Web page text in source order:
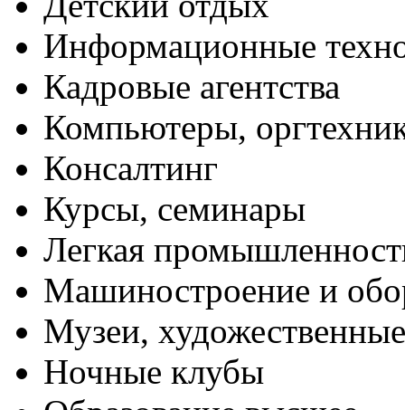
Информационные
Кадровые агентства
Компьютеры,
Консалтинг
Курсы, семинары
Легкая
Машиностроение и
Музеи,
Ночные клубы